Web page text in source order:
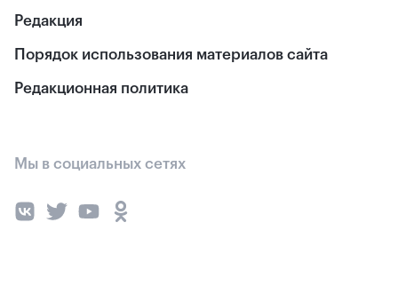
Редакция
Порядок использования материалов сайта
Редакционная политика
Мы в социальных сетях